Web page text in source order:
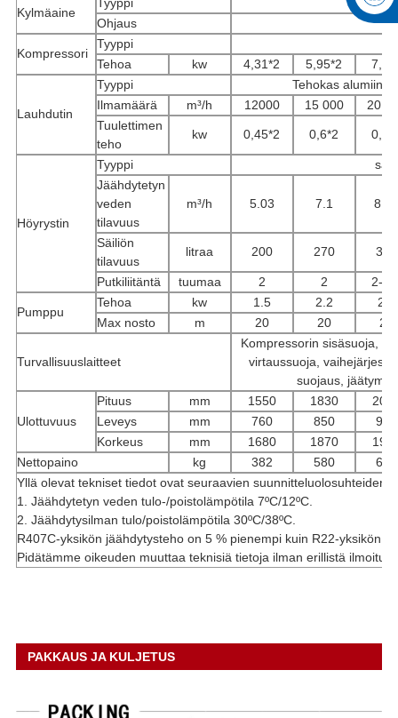
Kylmäaine
Ohjaus
Kompressori
Tyyppi
Tehoa
kw 4,31*2 5,95*2
Lauhdutin
Tyyppi
Tehokas
Ilmamäärä
m³/h 12000 15 000
20
Tuulettimen
teho
kw 0,45*2 0,6*2
Höyrystin
Tyyppi
Jäähdytetyn
veden
tilavuus
m³/h 5.03 7.1 8.84
Säiliön
tilavuus
litraa 200 270 350
Putkiliitäntä tuumaa 2 2 2-1/
Pumppu
Tehoa kw 1.5 2.2
2.2
Max nosto
m 20 20 20
Turvallisuuslaitteet
Kompressorin sisäsuoja,
virtaussuoja,
suojaus,
Ulottuvuus
Pituus mm 1550 1830
Leveys
mm 760 850
950
Korkeus
mm 1680 1870
Nettopaino
kg 382 580
650
Yllä olevat tekniset tiedot ovat seuraavien suunnitteluolosuhteiden
1. Jäähdytetyn veden tulo-/poistolämpötila 7ºC/12ºC.
2. Jäähdytysilman tulo/poistolämpötila 30ºC/38ºC.
R407C-yksikön jäähdytysteho on 5 % pienempi kuin R22-yksikön
Pidätämme oikeuden muuttaa teknisiä tietoja ilman erillistä
PAKKAUS JA KULJETUS